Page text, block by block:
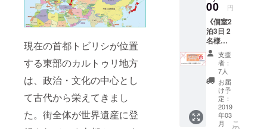
現在の首都トビリシが位置
する東部のカルトゥリ地方
は、政治・文化の中心とし
て古代から栄えてきまし
た。街全体が世界遺産に登
がとう
ござい
ます＊
だきま
すよう
お願い
いたし
ます。
＊あた
たかい
応援ど
うもあ
りがと
うござ
います
り、品
物の仕
様は変
更する
場合が
ござい
ますの
で、予
めご了
承くだ
さい。
到着ま
でのお
お届け
予定月
はあく
までも
目安と
なり、
保証す
るもの
ではあ
りませ
ん。小
さなゲ
ストハ
はイ
メージ
とな
り、ポ
スト
カード
やチョ
コレー
トのデ
ザイン
は到着
までの
お楽し
支援者
として
お名前
を掲載
させて
いただ
きま
す。 ※
お名前
の掲載
が不要
な方
は、備
ます。
②「nic
otalishv
ili」オリ
ジナル
ステッ
カー 1
枚 ③
お礼の
お手紙
nicoと
Tallyか
ら感謝
パス
ポート
ケース
［縦：
約
15cm、
横：約
21cm］
あなた
のフル
ネーム
ジョー
00 円
《個室2
泊3日 2
名様ご
宿泊
コー
ス》
①「nic
otalishv
ili」宿泊
チケッ
ト 個室
（ツイ
支援
者：
7人
お届
け予
定：
2019
年03
月
こ